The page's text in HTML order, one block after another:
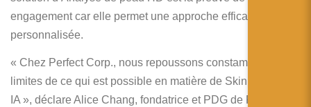
engagement car elle permet une approche efficace et
personnalisée.
« Chez Perfect Corp., nous repoussons constamment les
limites de ce qui est possible en matière de Skin Tech en
IA », déclare Alice Chang, fondatrice et PDG de Perfect